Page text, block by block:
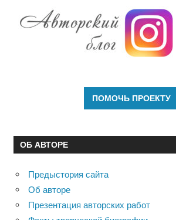
ОБ АВТОРЕ
Предыстория сайта
Об авторе
Презентация авторских работ